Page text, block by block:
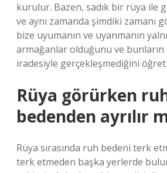
kurulur. Bazen, sadık bir rüya ile
ve aynı zamanda şimdiki zamanı
bize uyumanın ve uyanmanın
armağanlar olduğunu ve bunların
iradesiyle gerçekleşmediğini
Rüya görürken
bedenden ayrılır
Rüya sırasında ruh bedeni terk
terk etmeden başka yerlerde